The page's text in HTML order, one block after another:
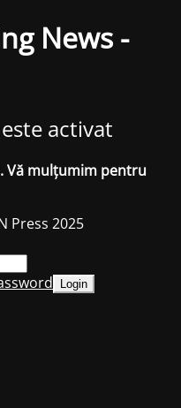
News -
activat
Vă mulțumim pentru
Press 2025